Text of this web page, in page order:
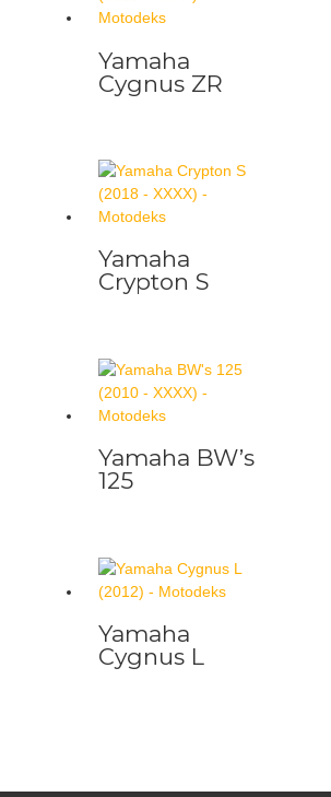
Yamaha
Cygnus ZR
Yamaha
Crypton S
Yamaha BW’s
125
Yamaha
Cygnus L